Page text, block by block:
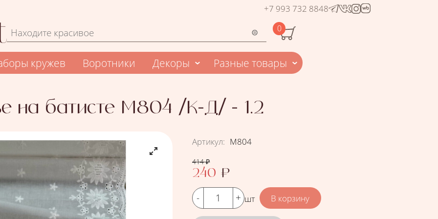
+7 993 732 8848
Форма поиска
Поиск 0
кружев Воротники Декоры Разные товары
на батисте М804 /К-Д/ - 1.2
Артикул: М804
Цена
414 ₽
240 ₽
Кол-во шт